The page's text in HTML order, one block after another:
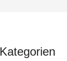
Kategorien